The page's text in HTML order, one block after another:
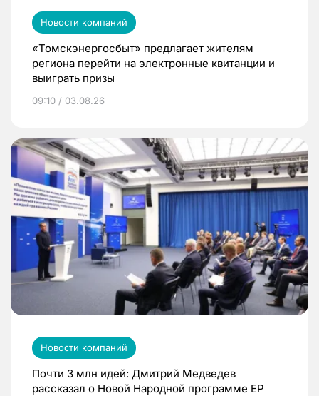
Новости компаний
«Томскэнергосбыт» предлагает жителям
региона перейти на электронные квитанции и
выиграть призы
09:10 / 03.08.26
Новости компаний
Почти 3 млн идей: Дмитрий Медведев
рассказал о Новой Народной программе ЕР